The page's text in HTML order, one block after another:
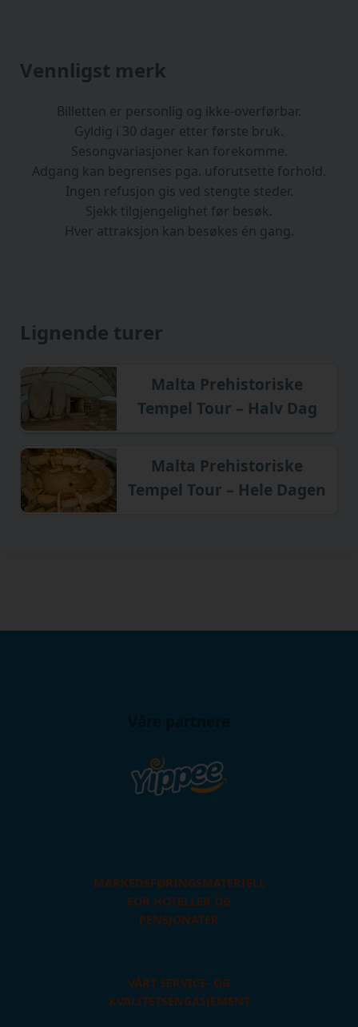
Vennligst merk
Billetten er personlig og ikke-overførbar.
Gyldig i 30 dager etter første bruk.
Sesongvariasjoner kan forekomme.
Adgang kan begrenses pga. uforutsette forhold.
Ingen refusjon gis ved stengte steder.
Sjekk tilgjengelighet før besøk.
Hver attraksjon kan besøkes én gang.
Lignende turer
Malta Prehistoriske
Tempel Tour – Halv Dag
Malta Prehistoriske
Tempel Tour – Hele Dagen
MARKEDSFØRINGSMATERIELL
FOR HOTELLER OG
PENSJONATER
VÅRT SERVICE- OG
KVALITETSENGASJEMENT